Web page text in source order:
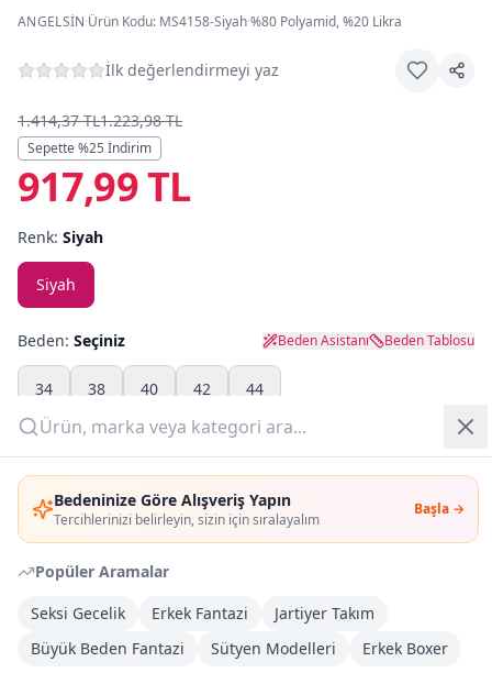
Bedeninize Göre Alışveriş Yapın
Tercihlerinizi belirleyin, sizin için sıralayalım
Başla →
Popüler Aramalar
Seksi Gecelik
Erkek Fantazi
Jartiyer Takım
Büyük Beden Fantazi
Sütyen Modelleri Erkek Boxer
Beden
Markalar
Plaj & Mayo
Yazlık Pijama
Kampanyalar
Yeni Gelenler
OUTLET
Giriş Yap
Üye Ol
ANGELSIN·Ürün Kodu: MS4158-Siyah·%80 Polyamid, %20 Likra
İlk değerlendirmeyi yaz
1.414,37 TL1.223,98 TL
Sepette %25 İndirim
917,99 TL
Renk: Siyah
Siyah
Beden: Seçiniz Beden Asistanı Beden Tablosu
34 38 40 42 44
Adet:
Sepete Ekle
DHL Kargoya Teslim